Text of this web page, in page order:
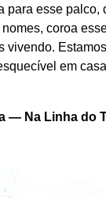
para esse palco,
coroa
vivendo.
em
— Na Linha do